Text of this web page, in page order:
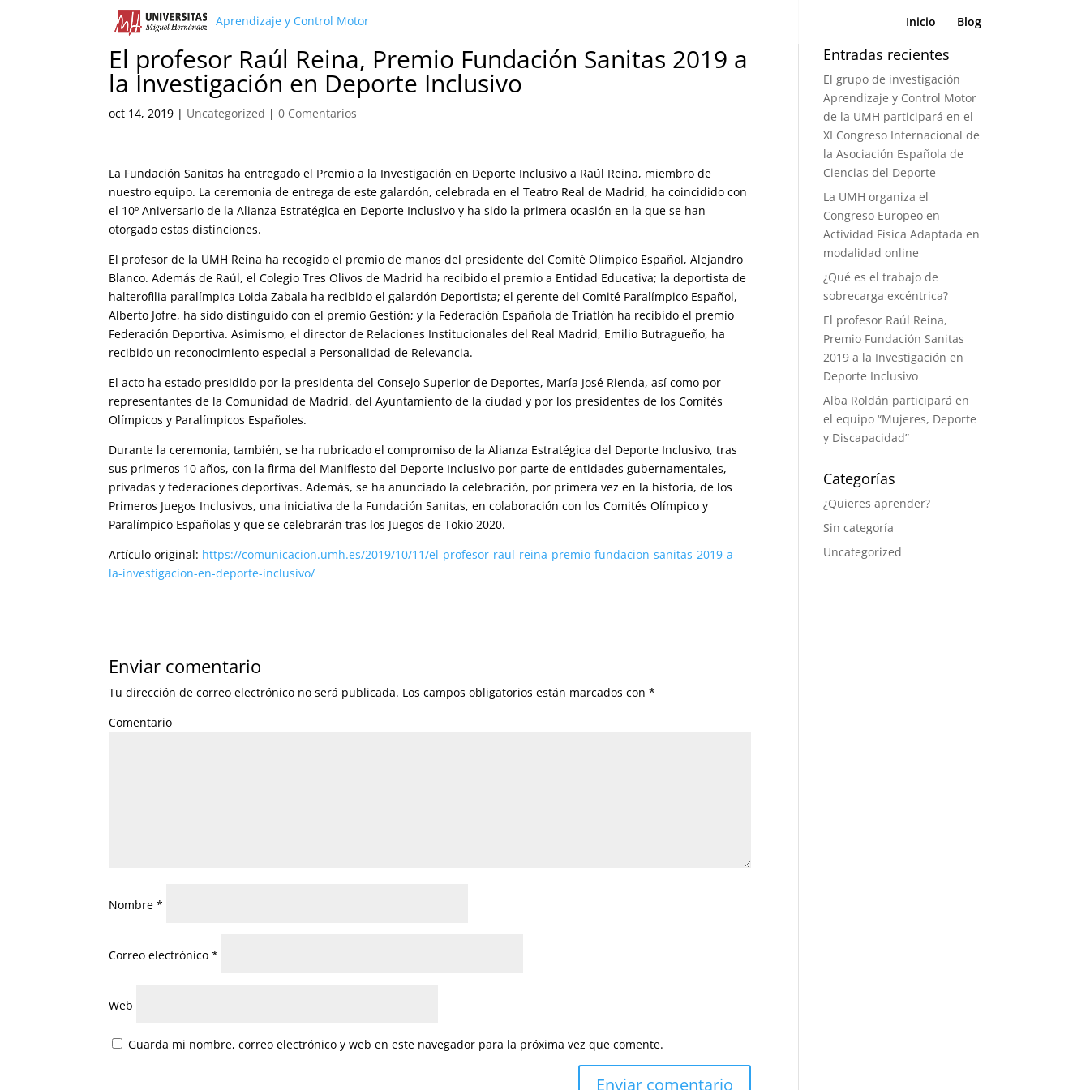
Aprendizaje y Control Motor Inicio Blog
El profesor Raúl Reina, Premio Fundación Sanitas 2019 a
la Investigación en Deporte Inclusivo
oct 14, 2019 | Uncategorized |0 Comentarios
La Fundación Sanitas ha entregado el Premio a la Investigación en Deporte Inclusivo a Raúl Reina, miembro de
nuestro equipo. La ceremonia de entrega de este galardón, celebrada en el Teatro Real de Madrid, ha coincidido con
el 10º Aniversario de la Alianza Estratégica en Deporte Inclusivo y ha sido la primera ocasión en la que se han
otorgado estas distinciones.
El profesor de la UMH Reina ha recogido el premio de manos del presidente del Comité Olímpico Español, Alejandro
Blanco. Además de Raúl, el Colegio Tres Olivos de Madrid ha recibido el premio a Entidad Educativa; la deportista de
halterofilia paralímpica Loida Zabala ha recibido el galardón Deportista; el gerente del Comité Paralímpico Español,
Alberto Jofre, ha sido distinguido con el premio Gestión; y la Federación Española de Triatlón ha recibido el premio
Federación Deportiva. Asimismo, el director de Relaciones Institucionales del Real Madrid, Emilio Butragueño, ha
recibido un reconocimiento especial a Personalidad de Relevancia.
El acto ha estado presidido por la presidenta del Consejo Superior de Deportes, María José Rienda, así como por
representantes de la Comunidad de Madrid, del Ayuntamiento de la ciudad y por los presidentes de los Comités
Olímpicos y Paralímpicos Españoles.
Durante la ceremonia, también, se ha rubricado el compromiso de la Alianza Estratégica del Deporte Inclusivo, tras
sus primeros 10 años, con la firma del Manifiesto del Deporte Inclusivo por parte de entidades gubernamentales,
privadas y federaciones deportivas. Además, se ha anunciado la celebración, por primera vez en la historia, de los
Primeros Juegos Inclusivos, una iniciativa de la Fundación Sanitas, en colaboración con los Comités Olímpico y
Paralímpico Españolas y que se celebrarán tras los Juegos de Tokio 2020.
Artículo original: https://comunicacion.umh.es/2019/10/11/el-profesor-raul-reina-premio-fundacion-sanitas-2019-a-
la-investigacion-en-deporte-inclusivo/
Enviar comentario
Tu dirección de correo electrónico no será publicada. Los campos obligatorios están marcados con*
Comentario
Nombre*
Correo electrónico*
Web
Guarda mi nombre, correo electrónico y web en este navegador para la próxima vez que comente.
Entradas recientes
El grupo de investigación
Aprendizaje y Control Motor
de la UMH participará en el
XI Congreso Internacional de
la Asociación Española de
Ciencias del Deporte
La UMH organiza el
Congreso Europeo en
Actividad Física Adaptada en
modalidad online
¿Qué es el trabajo de
sobrecarga excéntrica?
El profesor Raúl Reina,
Premio Fundación Sanitas
2019 a la Investigación en
Deporte Inclusivo
Alba Roldán participará en
el equipo “Mujeres, Deporte
y Discapacidad”
Categorías
¿Quieres aprender?
Sin categoría
Uncategorized